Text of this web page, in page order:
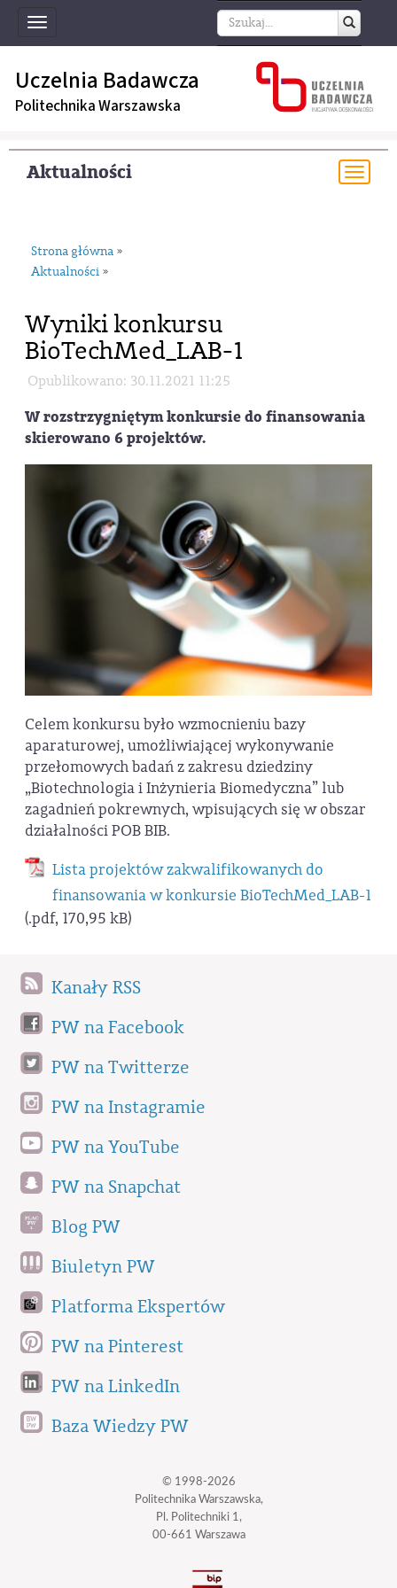
Toggle
navigation
Uczelnia Badawcza
Politechnika Warszawska
Aktualności
Strona główna »
Aktualności »
Wyniki konkursu
BioTechMed_LAB-1
Opublikowano: 30.11.2021 11:25
W rozstrzygniętym konkursie do finansowania
skierowano 6 projektów.
Celem konkursu było wzmocnieniu bazy
aparaturowej, umożliwiającej wykonywanie
przełomowych badań z zakresu dziedziny
„Biotechnologia i Inżynieria Biomedyczna” lub
zagadnień pokrewnych, wpisujących się w obszar
działalności POB BIB.
Lista projektów zakwalifikowanych do
finansowania w konkursie BioTechMed_LAB-1
(.pdf, 170,95 kB)
Kanały RSS
PW na Facebook
PW na Twitterze
PW na Instagramie
PW na YouTube
PW na Snapchat
Blog PW
Biuletyn PW
Platforma Ekspertów
PW na Pinterest
PW na LinkedIn
Baza Wiedzy PW
© 1998-2026
Politechnika Warszawska,
Pl. Politechniki 1,
00-661 Warszawa